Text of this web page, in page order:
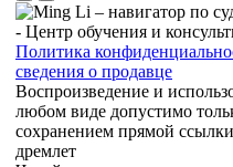
- Центр обучения и
Политика
сведения о продавце
Воспроизведение и
любом виде допустимо
сохранением прямой ссылки
дремлет